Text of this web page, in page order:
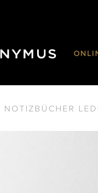
NOTIZBÜCHER